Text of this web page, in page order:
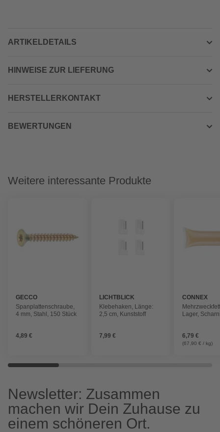
ARTIKELDETAILS
HINWEISE ZUR LIEFERUNG
HERSTELLERKONTAKT
BEWERTUNGEN
Weitere interessante Produkte
GECCO
Spanplattenschraube,
4 mm, Stahl, 150 Stück
4,89 €
LICHTBLICK
Klebehaken, Länge:
2,5 cm, Kunststoff
7,99 €
CONNEX
Lager,
6,79 €
(67,90 € / kg)
Newsletter: Zusammen
machen wir Dein Zuhause zu
einem schöneren Ort.